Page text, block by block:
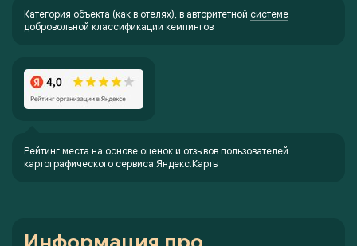
Категория объекта (как в отелях), в авторитетной системе
добровольной классификации кемпингов
Рейтинг места на основе оценок и отзывов пользователей
картографического сервиса Яндекс.Карты